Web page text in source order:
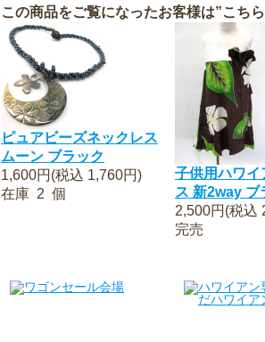
この商品をご覧になったお客様は”こち
ピュアビーズネックレス
ムーン ブラック
1,600円(税込 1,760円)
在庫 2 個
子供用ハワイ
ス 新2way ブ
2,500円(税込
完売